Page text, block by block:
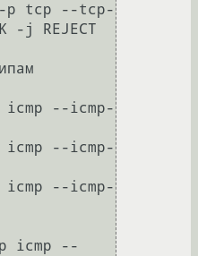
-p tcp --tcp-
-j REJECT
--icmp-
--icmp-
--icmp-
icmp --